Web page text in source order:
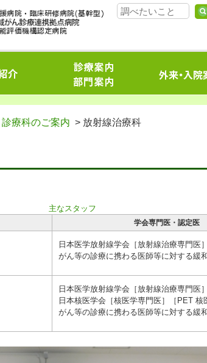
診療科のご案内 > 放射線治療科
主なスタッフ
学会専門医・認定医
日本医学放射線学会［放射線治療専門医
がん等の診療に携わる医師等に対する緩
日本医学放射線学会［放射線治療専門医
日本核医学会［核医学専門医］［PET 核
がん等の診療に携わる医師等に対する緩